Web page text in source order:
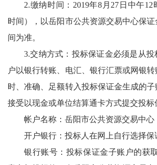
2.缴纳时间：2019年8月27日中午
时间），以岳阳市公共资源交易中心保
间为准。
3.交纳方式：投标保证金必须是从
户以银行转账、电汇、银行汇票或网银
时、准确、足额转入投标保证金生成的
接受以现金或单位结算通卡方式提交投标
帐户名称：岳阳市公共资源交易中心
开户银行：投标人在网上自行选择保
银行账号：投标保证金子账户的获